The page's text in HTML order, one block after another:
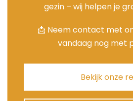
gezin – wij helpen je
📩 Neem contact met
vandaag nog met
Bekijk onze